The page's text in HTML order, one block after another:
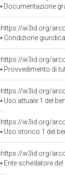
Documentazione
Condizione
w3id.org/
Provvedimento di
w3id.org/
Uso attuale 1 del
w3id.org/
Uso storico 1 del
w3id.org/
Ente schedatore del bene